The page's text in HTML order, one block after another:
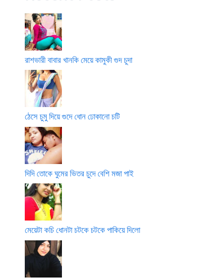
রাশভারী বাবার খানকি মেয়ে কামুকী গুদ চুদা
ঠেসে চুমু দিয়ে গুদে ধোন ঢোকানো চটি
দিদি তোকে ঘুমের ভিতর চুদে বেশি মজা পাই
মেয়েটা কচি ধোনটা চটকে চটকে পাকিয়ে দিলো